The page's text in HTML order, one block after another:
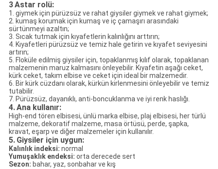
3Astar rolü:
1. giymek için pürüzsüz ve rahat giysiler giymek ve rahat giymek;
2. kumaş korumak için kumaş ve iç çamaşırı arasındaki
sürtünmeyi azaltın;
3. Sıcak tutmak için kıyafetlerin kalınlığını arttırın;
4. Kıyafetleri pürüzsüz ve temiz hale getirin ve kıyafet seviyesini
artırın;
5. Floküle edilmiş giysiler için, topaklanmış kılıf olarak, topaklanan
malzemenin maruz kalmasını önleyebilir. Kıyafetin aşağı ceket,
kürk ceket, takım elbise ve ceket için ideal bir malzemedir.
6. Bir kürk cüzdanı olarak, kürkün kirlenmesini önleyebilir ve temiz
tutabilir.
7. Pürüzsüz, dayanıklı, anti-boncuklanma ve iyi renk haslığı.
4.Ana kullanır:
High-end tören elbisesi, ünlü marka elbise, plaj elbisesi, her türlü
malzeme, dekoratif malzeme, masa örtüsü, perde, şapka,
kravat, eşarp ve diğer malzemeler için kullanılır.
5. Giysiler için uygun:
Kalınlık indeksi: normal
Yumuşaklık endeksi: orta derecede sert
Sezon: bahar, yaz, sonbahar ve kış